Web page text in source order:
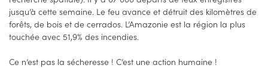
jusqu’à cette semaine. Le feu avance et détruit des kilomètres de
forêts, de bois et de cerrados. L’Amazonie est la région la plus
touchée avec 51,9% des incendies.
Ce n’est pas la sécheresse ! C’est une action humaine !